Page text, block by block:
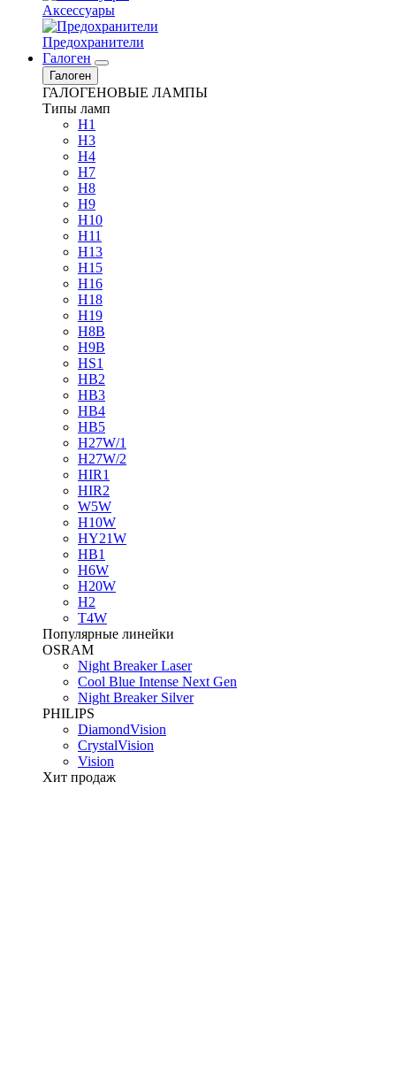
Аксессуары
Предохранители
Галоген
Галоген
ГАЛОГЕНОВЫЕ ЛАМПЫ
Типы ламп
H1
H3
H4
H7
H8
H9
H10
H11
H13
H15
H16
H18
H19
H8B
H9B
HS1
HB2
HB3
HB4
HB5
H27W/1
H27W/2
HIR1
HIR2
W5W
H10W
HY21W
HB1
H6W
H20W
H2
T4W
Популярные линейки
OSRAM
Night Breaker Laser
Cool Blue Intense Next Gen
Night Breaker Silver
PHILIPS
DiamondVision
CrystalVision
Vision
Хит продаж